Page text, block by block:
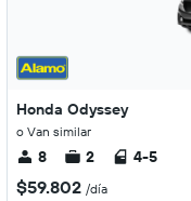
Honda Odyssey
o Van similar
8 2 4-5
$59.802 /día